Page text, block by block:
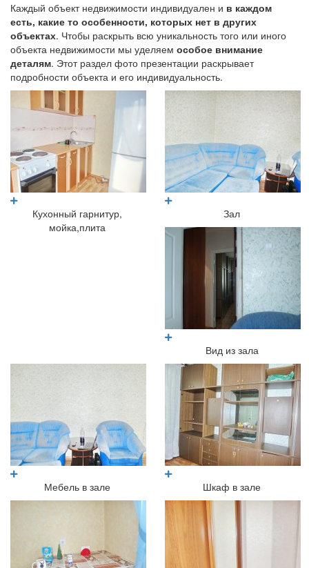
Каждый объект недвижимости индивидуален и в каждом
есть, какие то особенности, которых нет в других
объектах. Чтобы раскрыть всю уникальность того или иного
объекта недвижимости мы уделяем особое внимание
деталям. Этот раздел фото презентации раскрывает
подробности объекта и его индивидуальность.
Кухонный гарнитур,
мойка,плита
Зал
Вид из зала
Мебель в зале Шкаф в зале